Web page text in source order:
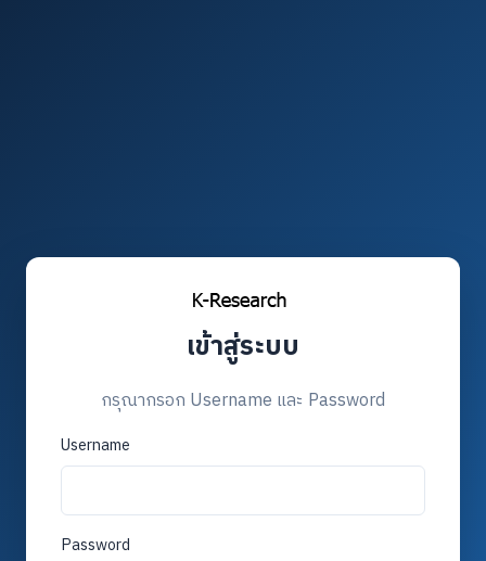
เข้าสู่ระบบ
กรุณากรอก Username และ Password
Username
Password